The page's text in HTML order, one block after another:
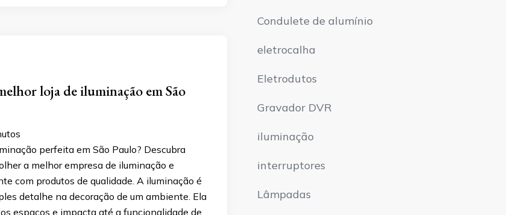
loja de iluminação em São
perfeita em São Paulo? Descubra
a melhor empresa de iluminação e
com produtos de qualidade. A iluminação é
detalhe na decoração de um ambiente. Ela
espaços e impacta até a funcionalidade de
Condulete de alumínio
eletrocalha
Eletrodutos
Gravador DVR
iluminação
interruptores
Lâmpadas